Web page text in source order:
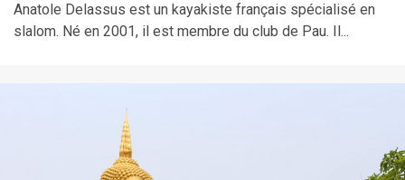
Anatole Delassus est un kayakiste français spécialisé en
slalom. Né en 2001, il est membre du club de Pau. Il...